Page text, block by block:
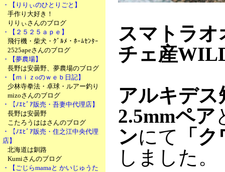
・【りりぃのひとりごと】
手作り大好き！
りりぃさんのブログ
・【２５２５ａｐｅ】
飛行機・柴犬・ｸﾞﾙﾒ・ﾎｰﾑｾﾝﾀｰ
2525apeさんのブログ
・【夢農場】
長野は安曇野、夢農場のブログ
・【ｍｉｚoのｗｅｂ日記】
少林寺拳法・卓球・ルアー釣り
mizoさんのブログ
・【ﾉｴﾋﾞｱ販売・吾妻中代理店】
長野は安曇野
こたろうははさんのブログ
・【ﾉｴﾋﾞｱ販売・住之江中央代理
店】
北海道は釧路
Kumiさんのブログ
・【ごじらmamaと かいじゅうた
スマトラオ
チェ産
アルキデス
2.5mmペア
ンにて
「
しました。